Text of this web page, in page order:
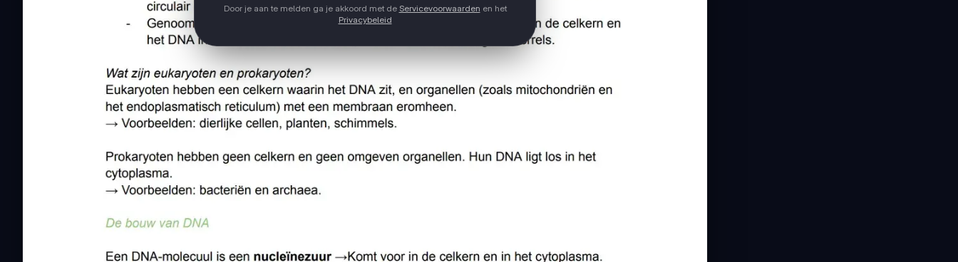
Door je aan te melden ga je akkoord met de Servicevoorwaarden en het
Privacybeleid